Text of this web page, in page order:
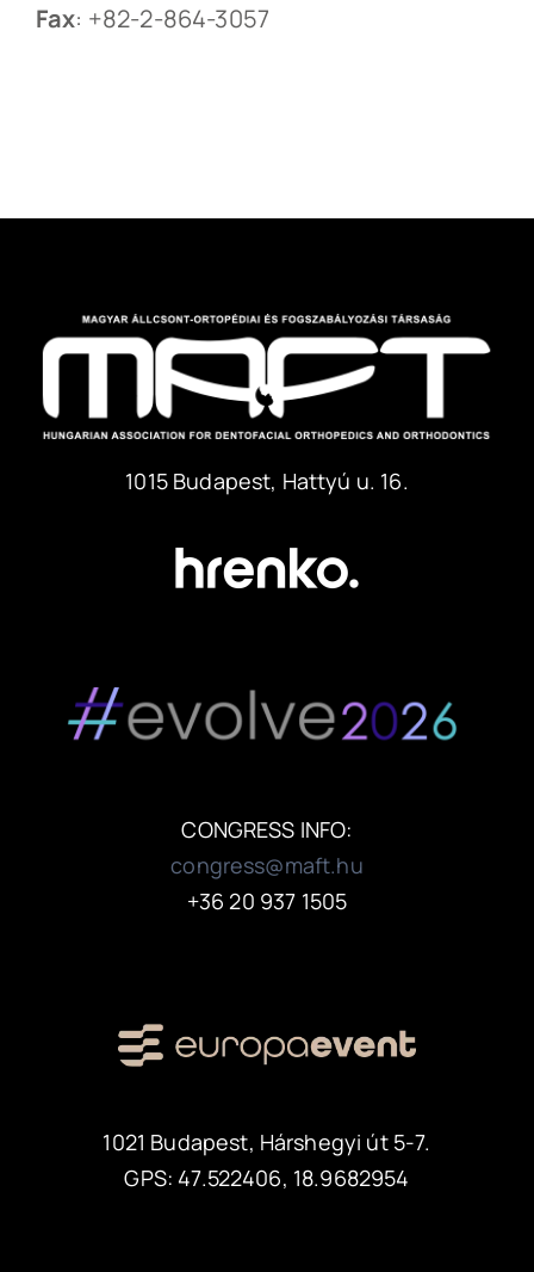
Fax: +82-2-864-3057
1015 Budapest, Hattyú u. 16.
CONGRESS INFO:
congress@maft.hu
+36 20 937 1505
1021 Budapest, Hárshegyi út 5-7.
GPS: 47.522406, 18.9682954